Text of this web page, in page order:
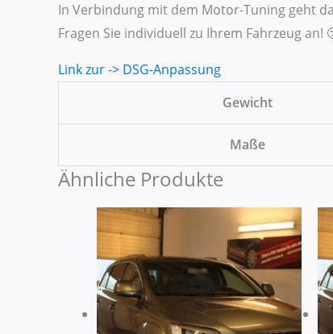
In Verbindung mit dem Motor-Tuning geht
Fragen Sie individuell zu Ihrem Fahrzeug an!
Link zur -> DSG-Anpassung
Gewicht
Maße
Ähnliche Produkte